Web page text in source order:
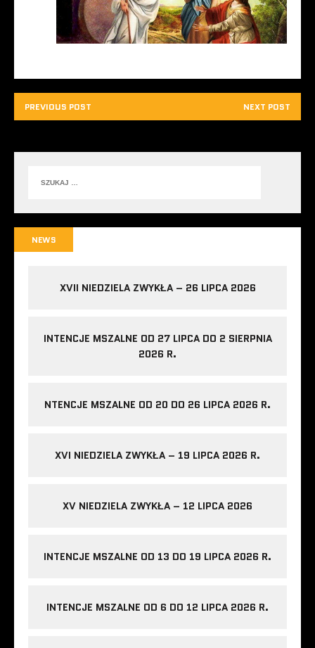
PREVIOUS POST NEXT POST
NEWS
XVII NIEDZIELA ZWYKŁA – 26 LIPCA 2026
INTENCJE MSZALNE OD 27 LIPCA DO 2 SIERPNIA
2026 R.
NTENCJE MSZALNE OD 20 DO 26 LIPCA 2026 R.
XVI NIEDZIELA ZWYKŁA – 19 LIPCA 2026 R.
XV NIEDZIELA ZWYKŁA – 12 LIPCA 2026
INTENCJE MSZALNE OD 13 DO 19 LIPCA 2026 R.
INTENCJE MSZALNE OD 6 DO 12 LIPCA 2026 R.